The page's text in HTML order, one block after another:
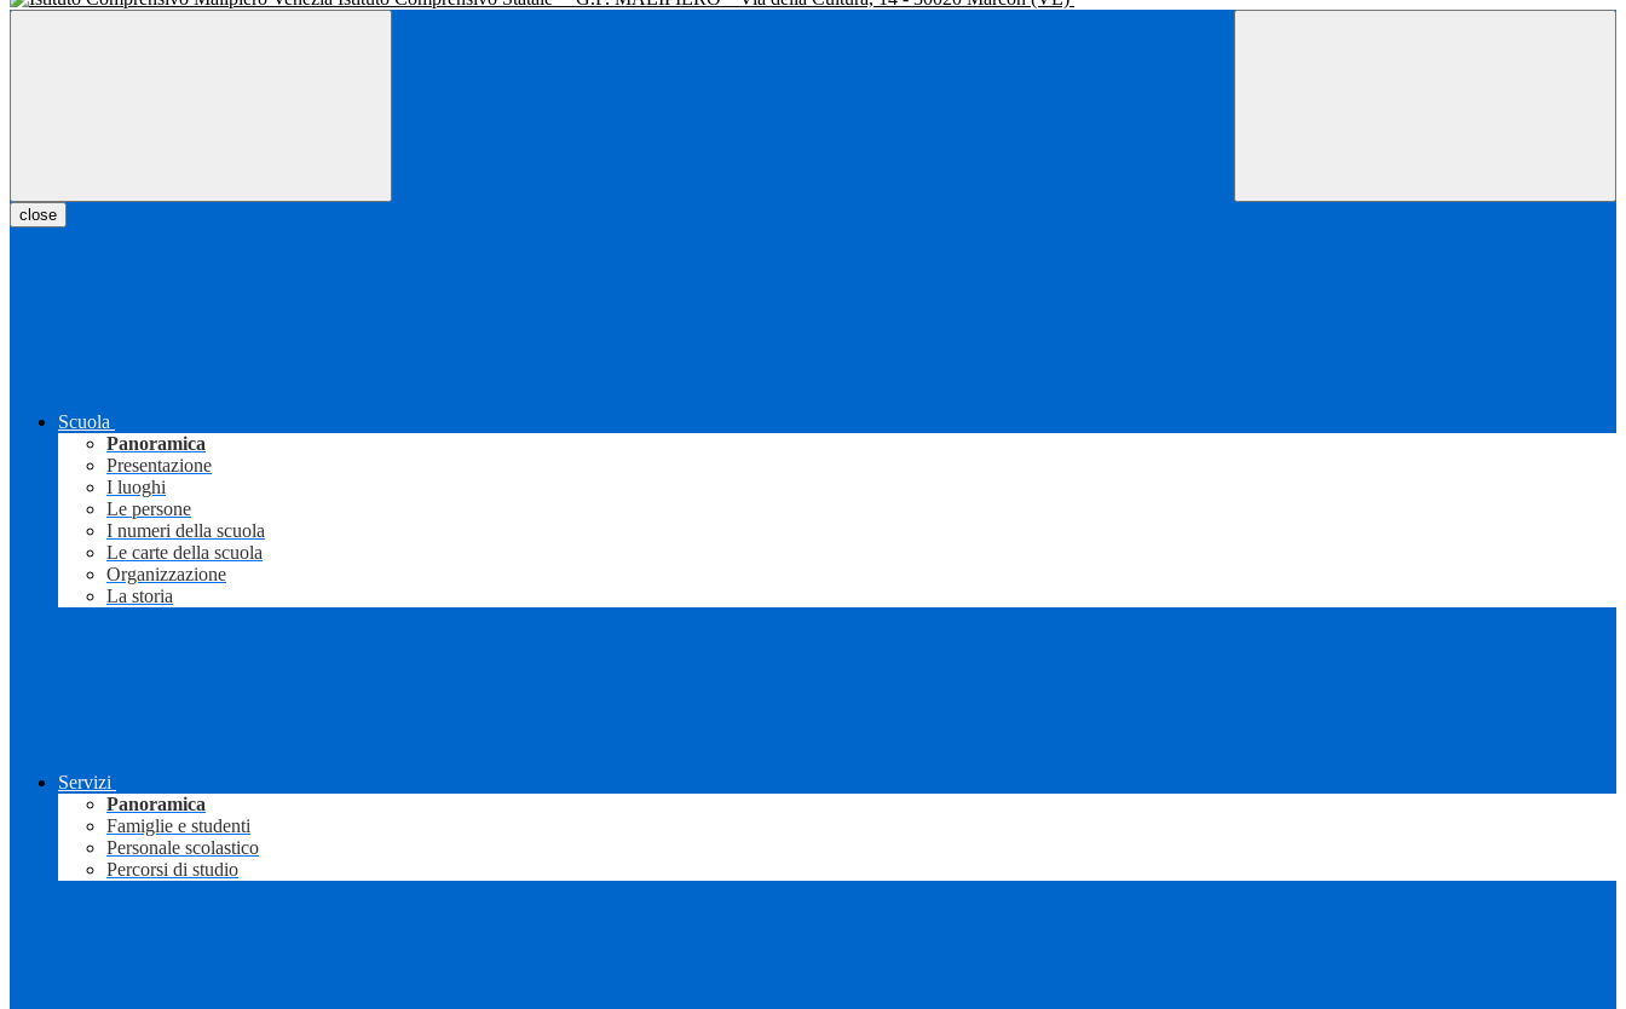
close
Scuola
Panoramica
Presentazione
I luoghi
Le persone
I numeri della scuola
Le carte della scuola
Organizzazione
La storia
Servizi
Panoramica
Famiglie e studenti
Personale scolastico
Percorsi di studio